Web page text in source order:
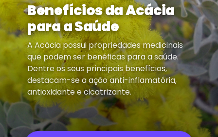
Benefícios da Acácia
para a Saúde
A Acácia possui propriedades medicinais
que podem ser benéficas para a saúde.
Dentre os seus principais benefícios,
destacam-se a ação anti-inflamatória,
antioxidante e cicatrizante.